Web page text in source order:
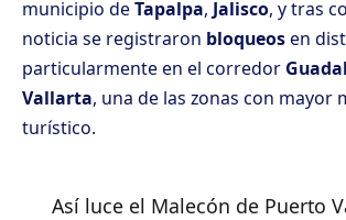
municipio deTapalpa, Jalisco, y tras
noticia se registraron bloqueosen
particularmente en el corredor
Vallarta, una de las zonas con mayor
turístico.
Así luce el Malecón de Puerto